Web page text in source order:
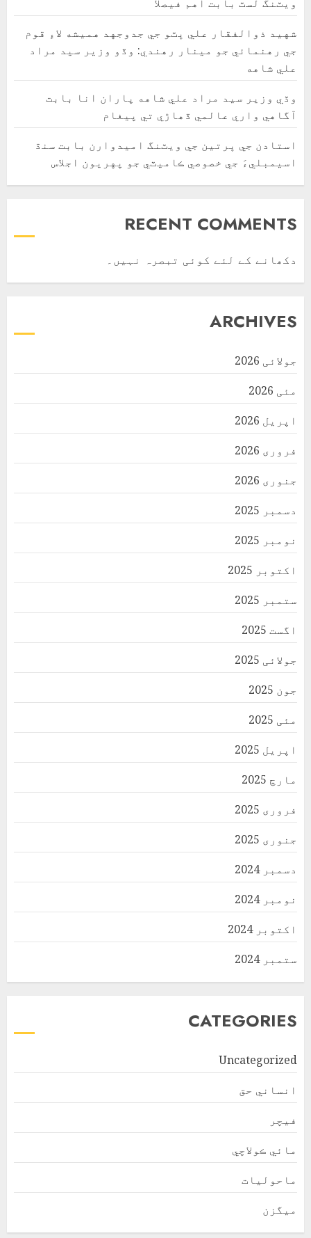
شهيد ذوالفقار علي ڀٽو جي جدوجهد هميشه لاءِ قوم
جي رهنمائي جو مينار رهندي: وڏو وزير سيد مراد
علي شاهه
وڏي وزير سيد مراد علي شاهه پاران انا بابت
آگاهي واري عالمي ڏھاڙي تي پيغام
استادن جي ڀرتين جي ويٽنگ اميدوارن بابت سنڌ
اسيمبليءَ جي خصوصي ڪاميٽي جو پهريون اجلاس
RECENT COMMENTS
دکھانے کے لئے کوئی تبصرہ نہیں۔
ARCHIVES
جولائی 2026
مئی 2026
اپریل 2026
فروری 2026
جنوری 2026
دسمبر 2025
نومبر 2025
اکتوبر 2025
ستمبر 2025
اگست 2025
جولائی 2025
جون 2025
مئی 2025
اپریل 2025
مارچ 2025
فروری 2025
جنوری 2025
دسمبر 2024
نومبر 2024
اکتوبر 2024
ستمبر 2024
CATEGORIES
Uncategorized
انساني حق
فیچر
مائي ڪولاچي
ماحولیات
ميگزن